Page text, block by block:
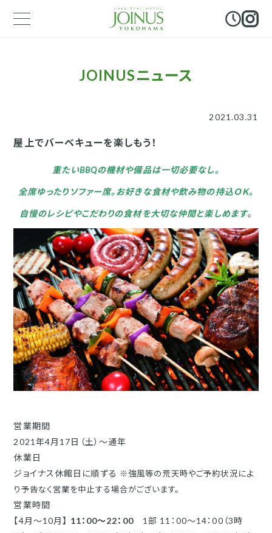
JOINUSニュース
2021.03.31
屋上でバーベキューを楽しもう！
重たいBBQの機材や備品は一切必要なし。
全席ゆったりソファー席。お好きな食材や飲み物の持込ＯＫ。
自慢のレシピやこだわりの食材を大切な仲間と楽しめます。
営業期間
2021年4月17日（土）～通年
休業日
ジョイナス休館日に順ずる ※強風等の荒天時やご予約状況によ
り予告なく営業を中止する場合がございます。
営業時間
【4月～10月】 11：00～22：00 1部 11：00～14：00（3時